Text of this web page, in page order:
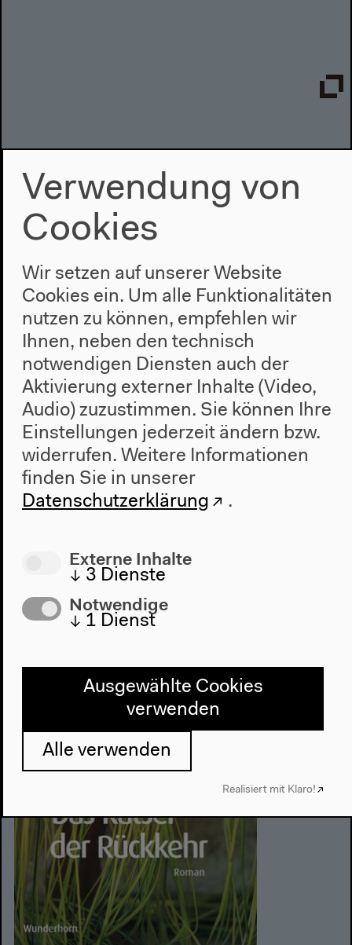
Yoko Tawadas Festrede anlässlich der Verleihung
des Internationalen Literaturpreises 2013
Laudatio
Hans Christoph Buch würdigt die diesjährigen
Preisträger Dany Laferrière & Beate Thill
Verwendung von
Cookies
Wir setzen auf unserer Website
Cookies ein. Um alle Funktionalitäten
nutzen zu können, empfehlen wir
Ihnen, neben den technisch
notwendigen Diensten auch der
Aktivierung externer Inhalte (Video,
Audio) zuzustimmen. Sie können Ihre
Einstellungen jederzeit ändern bzw.
widerrufen. Weitere Informationen
finden Sie in unserer
Datenschutzerklärung
.
Externe Inhalte
↓ 3 Dienste
Notwendige
↓ 1 Dienst
Ausgewählte Cookies
verwenden
Alle verwenden
Realisiert mit Klaro!